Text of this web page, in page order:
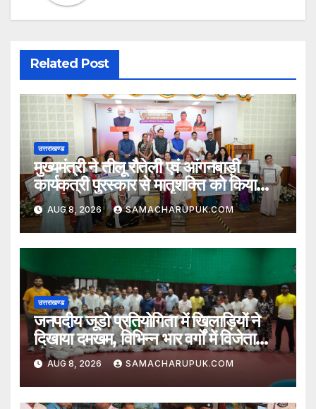
Related Post
उत्तराखण्ड
मुख्यमंत्री ने तीलू रौतेली एवं आंगनबाड़ी
कार्यकत्री पुरस्कार से मातृशक्ति को किया
सम्मानित
AUG 8, 2026 SAMACHARUPUK.COM
उत्तराखण्ड
जनपदीय जूडो प्रतियोगिता में खिलाड़ियों ने
दिखाया दमखम, विभिन्न भार वर्गों में विजेता
घोषित
AUG 8, 2026 SAMACHARUPUK.COM